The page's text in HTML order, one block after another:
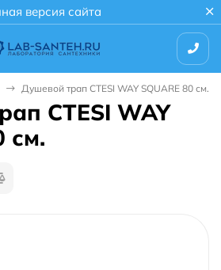
версия сайта
Душевой трап CTESI WAY SQUARE 80 см.
CTESI WAY
см.